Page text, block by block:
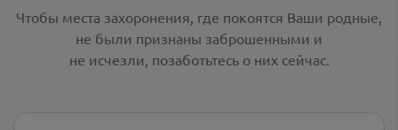
Чтобы места захоронения, где покоятся Ваши родные,
не были признаны заброшенными и
не исчезли, позаботьтесь о них сейчас.